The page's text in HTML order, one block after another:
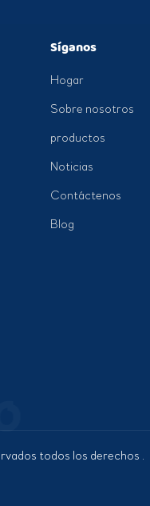
Síganos
Hogar
Sobre nosotros
productos
Noticias
Contáctenos
Blog
todos los derechos .